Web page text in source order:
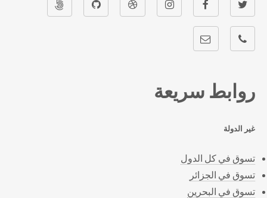
روابط سريعة
غير الدولة
تسوق في كل الدول
تسوق في الجزائر
تسوق في البحرين